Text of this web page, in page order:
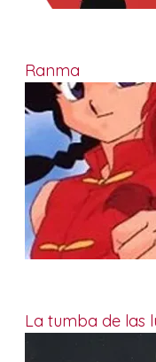
Ranma
La tumba de las